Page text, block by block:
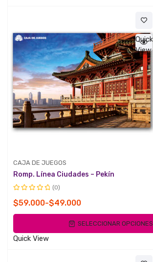
$59.000
Quick
View
CAJA DE JUEGOS
Romp. Línea Ciudades – Pekín
con
0
5
(0)
$49.000
-
$59.000
Rango
de
desde
SELECCIONAR OPCIONES
Quick View